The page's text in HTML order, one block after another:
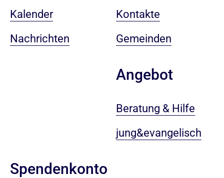
Kalender
Nachrichten
Kontakte
Gemeinden
Angebot
Beratung & Hilfe
jung&evangelisch
Spendenkonto